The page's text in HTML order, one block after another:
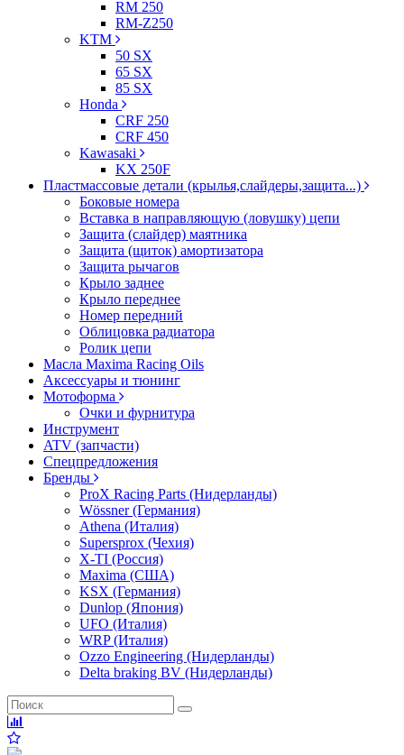
RM 250
RM-Z250
KTM
50 SX
65 SX
85 SX
Honda
CRF 250
CRF 450
Kawasaki
KX 250F
Пластмассовые детали (крылья,слайдеры,защита...)
Боковые номера
Вставка в направляющую (ловушку) цепи
Защита (слайдер) маятника
Защита (щиток) амортизатора
Защита рычагов
Крыло заднее
Крыло переднее
Номер передний
Облицовка радиатора
Ролик цепи
Масла Maxima Racing Oils
Аксессуары и тюнинг
Мотоформа
Очки и фурнитура
Инструмент
ATV (запчасти)
Спецпредложения
Бренды
ProX Racing Parts (Нидерланды)
Wössner (Германия)
Athena (Италия)
Supersprox (Чехия)
X-TI (Россия)
Maxima (США)
KSX (Германия)
Dunlop (Япония)
UFO (Италия)
WRP (Италия)
Ozzo Engineering (Нидерланды)
Delta braking BV (Нидерланды)